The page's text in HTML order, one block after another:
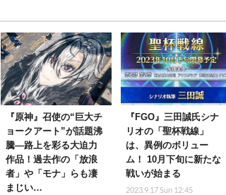
『原神』召使の“巨大チ
ョークアート”が話題沸
騰―路上を彩る大迫力
作品！過去作の「放浪
者」や「モナ」らも凄
まじい…
『FGO』三田誠氏シナ
リオの「聖杯戦線」
は、異例のボリュー
ム！ 10月下旬に新たな
戦いが始まる
2023.9.17 Sun 12:45